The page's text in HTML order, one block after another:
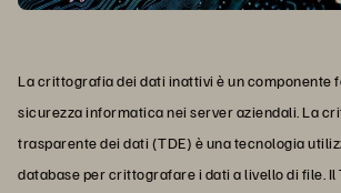
La crittografia dei dati inattivi è un componente
sicurezza informatica nei server aziendali. La
trasparente dei dati (TDE) è una tecnologia
database per crittografare i dati a livello di file. Il